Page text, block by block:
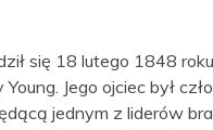
się 18 lutego 1848 roku
Jego ojciec był
jednym z liderów